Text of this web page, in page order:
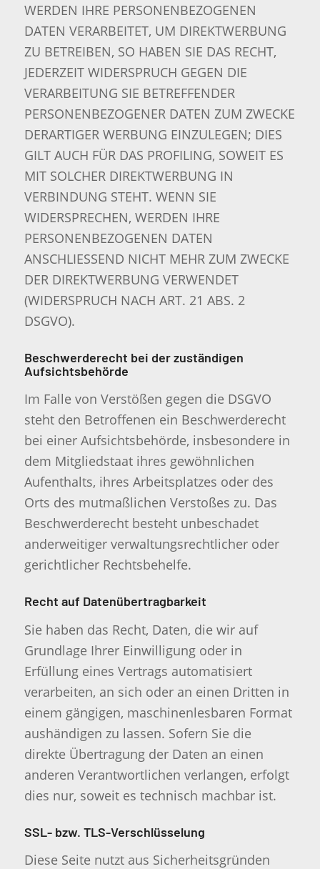
WERDEN IHRE PERSONENBEZOGENEN
DATEN VERARBEITET, UM DIREKTWERBUNG
ZU BETREIBEN, SO HABEN SIE DAS RECHT,
JEDERZEIT WIDERSPRUCH GEGEN DIE
VERARBEITUNG SIE BETREFFENDER
PERSONENBEZOGENER DATEN ZUM ZWECKE
DERARTIGER WERBUNG EINZULEGEN; DIES
GILT AUCH FÜR DAS PROFILING, SOWEIT ES
MIT SOLCHER DIREKTWERBUNG IN
VERBINDUNG STEHT. WENN SIE
WIDERSPRECHEN, WERDEN IHRE
PERSONENBEZOGENEN DATEN
ANSCHLIESSEND NICHT MEHR ZUM ZWECKE
DER DIREKTWERBUNG VERWENDET
(WIDERSPRUCH NACH ART. 21 ABS. 2
DSGVO).
Beschwerde­recht bei der zuständigen
Aufsichts­behörde
Im Falle von Verstößen gegen die DSGVO
steht den Betroffenen ein Beschwerderecht
bei einer Aufsichtsbehörde, insbesondere in
dem Mitgliedstaat ihres gewöhnlichen
Aufenthalts, ihres Arbeitsplatzes oder des
Orts des mutmaßlichen Verstoßes zu. Das
Beschwerderecht besteht unbeschadet
anderweitiger verwaltungsrechtlicher oder
gerichtlicher Rechtsbehelfe.
Recht auf Daten­übertrag­barkeit
Sie haben das Recht, Daten, die wir auf
Grundlage Ihrer Einwilligung oder in
Erfüllung eines Vertrags automatisiert
verarbeiten, an sich oder an einen Dritten in
einem gängigen, maschinenlesbaren Format
aushändigen zu lassen. Sofern Sie die
direkte Übertragung der Daten an einen
anderen Verantwortlichen verlangen, erfolgt
dies nur, soweit es technisch machbar ist.
SSL- bzw. TLS-Verschlüsselung
Diese Seite nutzt aus Sicherheitsgründen